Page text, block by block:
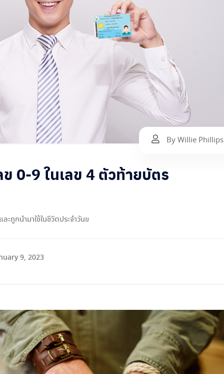
By Willie Phillips
0-9 ในเลข 4 ตัวท้ายบัตร
ะถูกนำมาใช้ในชีวิตประจำวันข
9, 2023